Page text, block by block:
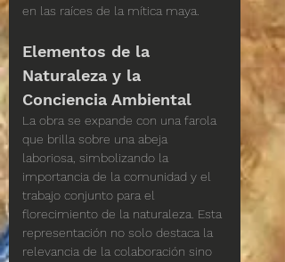
en las raíces de la mítica maya.
Elementos de la
Naturaleza y la
Conciencia Ambiental
La obra se expande con una farola
que brilla sobre una abeja
laboriosa, simbolizando la
importancia de la comunidad y el
trabajo conjunto para el
florecimiento de la naturaleza. Esta
representación no solo destaca la
relevancia de la colaboración sino